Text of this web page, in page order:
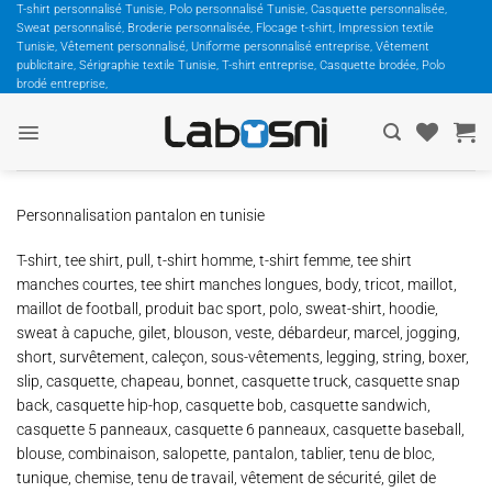
Passer
contenu
T-shirt personnalisé Tunisie, Polo personnalisé Tunisie, Casquette personnalisée,
Sweat personnalisé, Broderie personnalisée, Flocage t-shirt, Impression textile
Tunisie, Vêtement personnalisé, Uniforme personnalisé entreprise, Vêtement
publicitaire, Sérigraphie textile Tunisie, T-shirt entreprise, Casquette brodée, Polo
brodé entreprise,
Personnalisation pantalon en tunisie
T-shirt, tee shirt, pull, t-shirt homme, t-shirt femme, tee shirt
manches courtes, tee shirt manches longues, body, tricot, maillot,
maillot de football, produit bac sport, polo, sweat-shirt, hoodie,
sweat à capuche, gilet, blouson, veste, débardeur, marcel, jogging,
short, survêtement, caleçon, sous-vêtements, legging, string, boxer,
slip, casquette, chapeau, bonnet, casquette truck, casquette snap
back, casquette hip-hop, casquette bob, casquette sandwich,
casquette 5 panneaux, casquette 6 panneaux, casquette baseball,
blouse, combinaison, salopette, pantalon, tablier, tenu de bloc,
tunique, chemise, tenu de travail, vêtement de sécurité, gilet de